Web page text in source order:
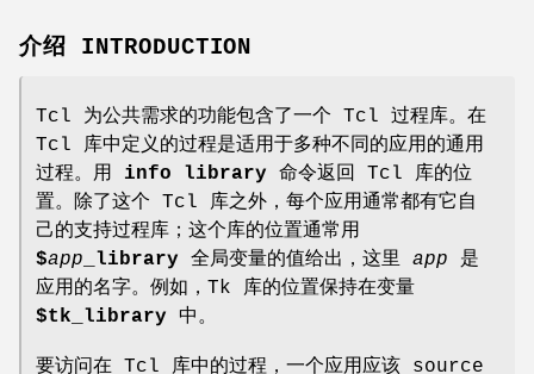
介绍 INTRODUCTION
Tcl 为公共需求的功能包含了一个 Tcl 过程库。在
Tcl 库中定义的过程是适用于多种不同的应用的通用
过程。用 info library 命令返回 Tcl 库的位
置。除了这个 Tcl 库之外，每个应用通常都有它自
己的支持过程库；这个库的位置通常用
$app _library 全局变量的值给出，这里 app 是
应用的名字。例如，Tk 库的位置保持在变量
$tk_library 中。
要访问在 Tcl 库中的过程，一个应用应该 source